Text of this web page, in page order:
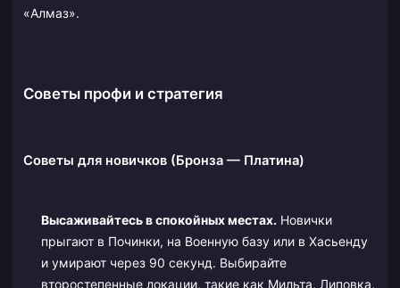
«Алмаз».
Советы профи и стратегия
Советы для новичков (Бронза — Платина)
Высаживайтесь в спокойных местах. Новички
прыгают в Починки, на Военную базу или в Хасьенду
и умирают через 90 секунд. Выбирайте
второстепенные локации, такие как Мильта, Липовка,